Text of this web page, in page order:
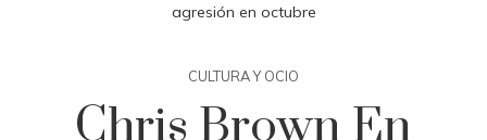
agresión en octubre
CULTURA Y OCIO
Chris Brown En